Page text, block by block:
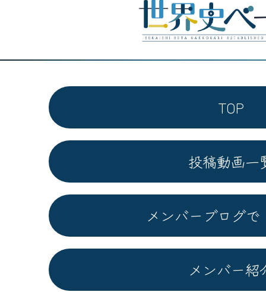
TOP
投稿動画一
メンバーブログで
メンバー紹